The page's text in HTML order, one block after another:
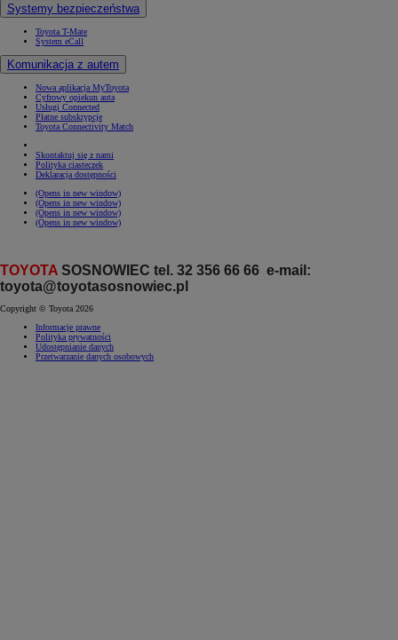
Systemy bezpieczeństwa
Toyota T-Mate
System eCall
Komunikacja z autem
Nowa aplikacja MyToyota
Cyfrowy opiekun auta
Usługi Connected
Płatne subskrypcje
Toyota Connectivity Match
Skontaktuj się z nami
Polityka ciasteczek
Deklaracja dostępności
(Opens in new window)
(Opens in new window)
(Opens in new window)
(Opens in new window)
TOYOTA SOSNOWIEC tel. 32 356 66 66 e-mail:
toyota@toyotasosnowiec.pl
Copyright © Toyota 2026
Informacje prawne
Polityka prywatności
Udostępnianie danych
Przetwarzanie danych osobowych